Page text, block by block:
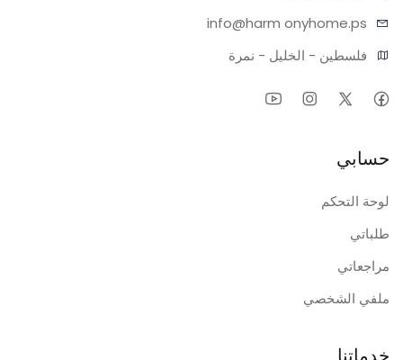
info@harm onyhome.ps
فلسطين - الخليل - نمرة
حسابي
لوحة التحكم
طلباتي
مراجعاتي
ملفي الشخصي